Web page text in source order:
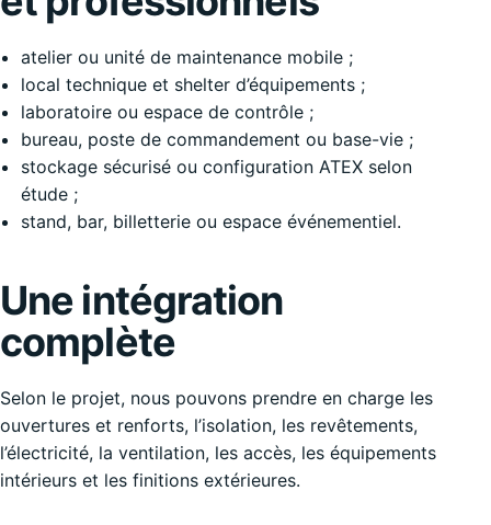
atelier ou unité de maintenance mobile ;
local technique et shelter d’équipements ;
laboratoire ou espace de contrôle ;
bureau, poste de commandement ou base-vie ;
stockage sécurisé ou configuration ATEX selon
étude ;
stand, bar, billetterie ou espace événementiel.
Une intégration
complète
Selon le projet, nous pouvons prendre en charge les
ouvertures et renforts, l’isolation, les revêtements,
l’électricité, la ventilation, les accès, les équipements
intérieurs et les finitions extérieures.